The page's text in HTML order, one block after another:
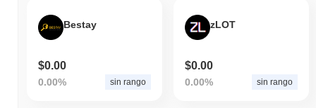
Bestay
$0.00
0.00% sin rango
zLOT
$0.00
0.00% sin rango